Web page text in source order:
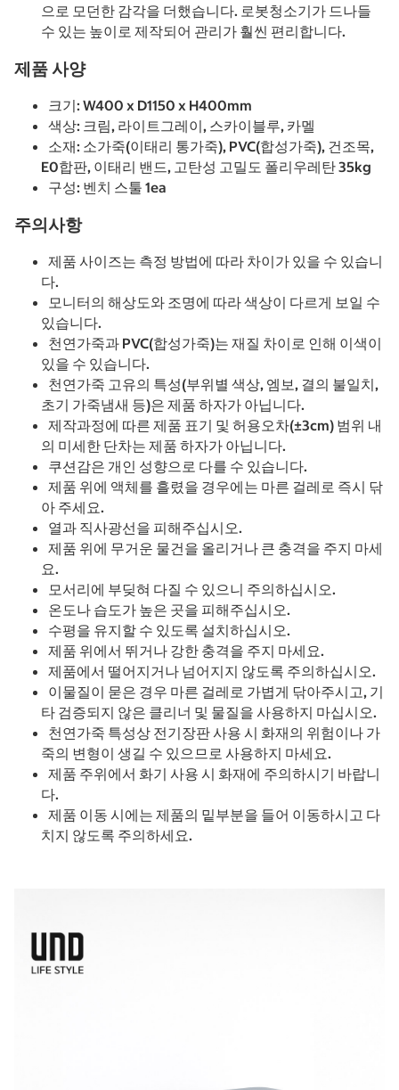
으로 모던한 감각을 더했습니다. 로봇청소기가 드나들
수 있는 높이로 제작되어 관리가 훨씬 편리합니다.
제품 사양
크기: W400 x D1150 x H400mm
색상: 크림, 라이트그레이, 스카이블루, 카멜
소재: 소가죽(이태리 통가죽), PVC(합성가죽), 건조목,
E0합판, 이태리 밴드, 고탄성 고밀도 폴리우레탄 35kg
구성: 벤치 스툴 1ea
주의사항
제품 사이즈는 측정 방법에 따라 차이가 있을 수 있습니
다.
모니터의 해상도와 조명에 따라 색상이 다르게 보일 수
있습니다.
천연가죽과 PVC(합성가죽)는 재질 차이로 인해 이색이
있을 수 있습니다.
천연가죽 고유의 특성(부위별 색상, 엠보, 결의 불일치,
초기 가죽냄새 등)은 제품 하자가 아닙니다.
제작과정에 따른 제품 표기 및 허용오차(±3cm) 범위 내
의 미세한 단차는 제품 하자가 아닙니다.
쿠션감은 개인 성향으로 다를 수 있습니다.
제품 위에 액체를 흘렸을 경우에는 마른 걸레로 즉시 닦
아 주세요.
열과 직사광선을 피해주십시오.
제품 위에 무거운 물건을 올리거나 큰 충격을 주지 마세
요.
모서리에 부딪혀 다질 수 있으니 주의하십시오.
온도나 습도가 높은 곳을 피해주십시오.
수평을 유지할 수 있도록 설치하십시오.
제품 위에서 뛰거나 강한 충격을 주지 마세요.
제품에서 떨어지거나 넘어지지 않도록 주의하십시오.
이물질이 묻은 경우 마른 걸레로 가볍게 닦아주시고, 기
타 검증되지 않은 클리너 및 물질을 사용하지 마십시오.
천연가죽 특성상 전기장판 사용 시 화재의 위험이나 가
죽의 변형이 생길 수 있으므로 사용하지 마세요.
제품 주위에서 화기 사용 시 화재에 주의하시기 바랍니
다.
제품 이동 시에는 제품의 밑부분을 들어 이동하시고 다
치지 않도록 주의하세요.